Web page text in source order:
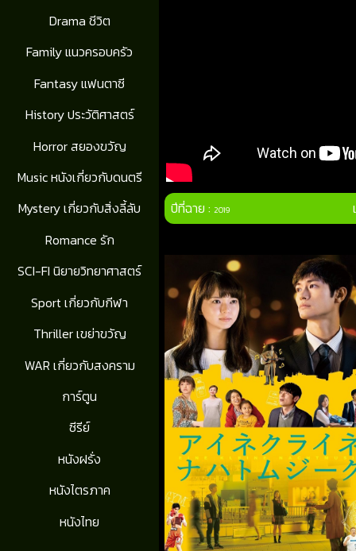
Drama ชีวิต
Family แนวครอบครัว
Fantasy แฟนตาซี
History ประวัติศาสตร์
Horror สยองขวัญ
Music หนังเกี่ยวกับดนตรี
Mystery เกี่ยวกับสิ่งลี้ลับ
Romance รัก
SCI-FI นิยายวิทยาศาสตร์
Sport เกี่ยวกับกีฬา
Thriller เขย่าขวัญ
WAR เกี่ยวกับสงคราม
การ์ตูน
ซีรีย์
หนังฝรั่ง
หนังไตรภาค
หนังไทย
ปีที่ฉาย :2019